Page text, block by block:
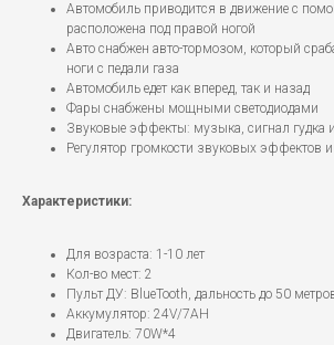
Автомобиль приводится в движение с
расположена под правой ногой
Авто снабжен авто-тормозом, который
ноги с педали газа
Автомобиль едет как вперед, так и назад
Фары снабжены мощными светодиодами
Звуковые эффекты: музыка, сигнал гудка
Регулятор громкости звуковых эффектов
Характеристики:
Для возраста: 1-10 лет
Кол-во мест: 2
Пульт ДУ: BlueTooth, дальность до 50
Аккумулятор: 24V/7AH
Двигатель: 70W*4